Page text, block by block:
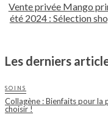
Vente privée Mango
été 2024 : Sélection
Les derniers
SOINS
Collagène : Bienfaits pour la
choisir !